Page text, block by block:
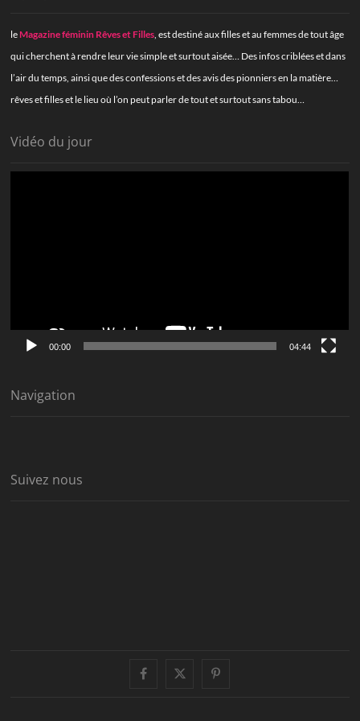
leMagazine féminin Rêves et Filles, est destiné aux filles et au femmes de tout âge
qui cherchent à rendre leur vie simple et surtout aisée… Des infos criblées et dans
l’air du temps, ainsi que des confessions et des avis des pionniers en la matière…
rêves et filles et le lieu où l’on peut parler de tout et surtout sans tabou…
Vidéo du jour
00:00 04:44
Navigation
Suivez nous
facebooktwitterpinterest